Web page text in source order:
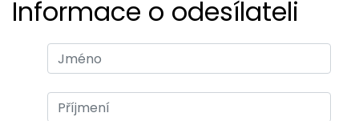
Informace o odesílateli